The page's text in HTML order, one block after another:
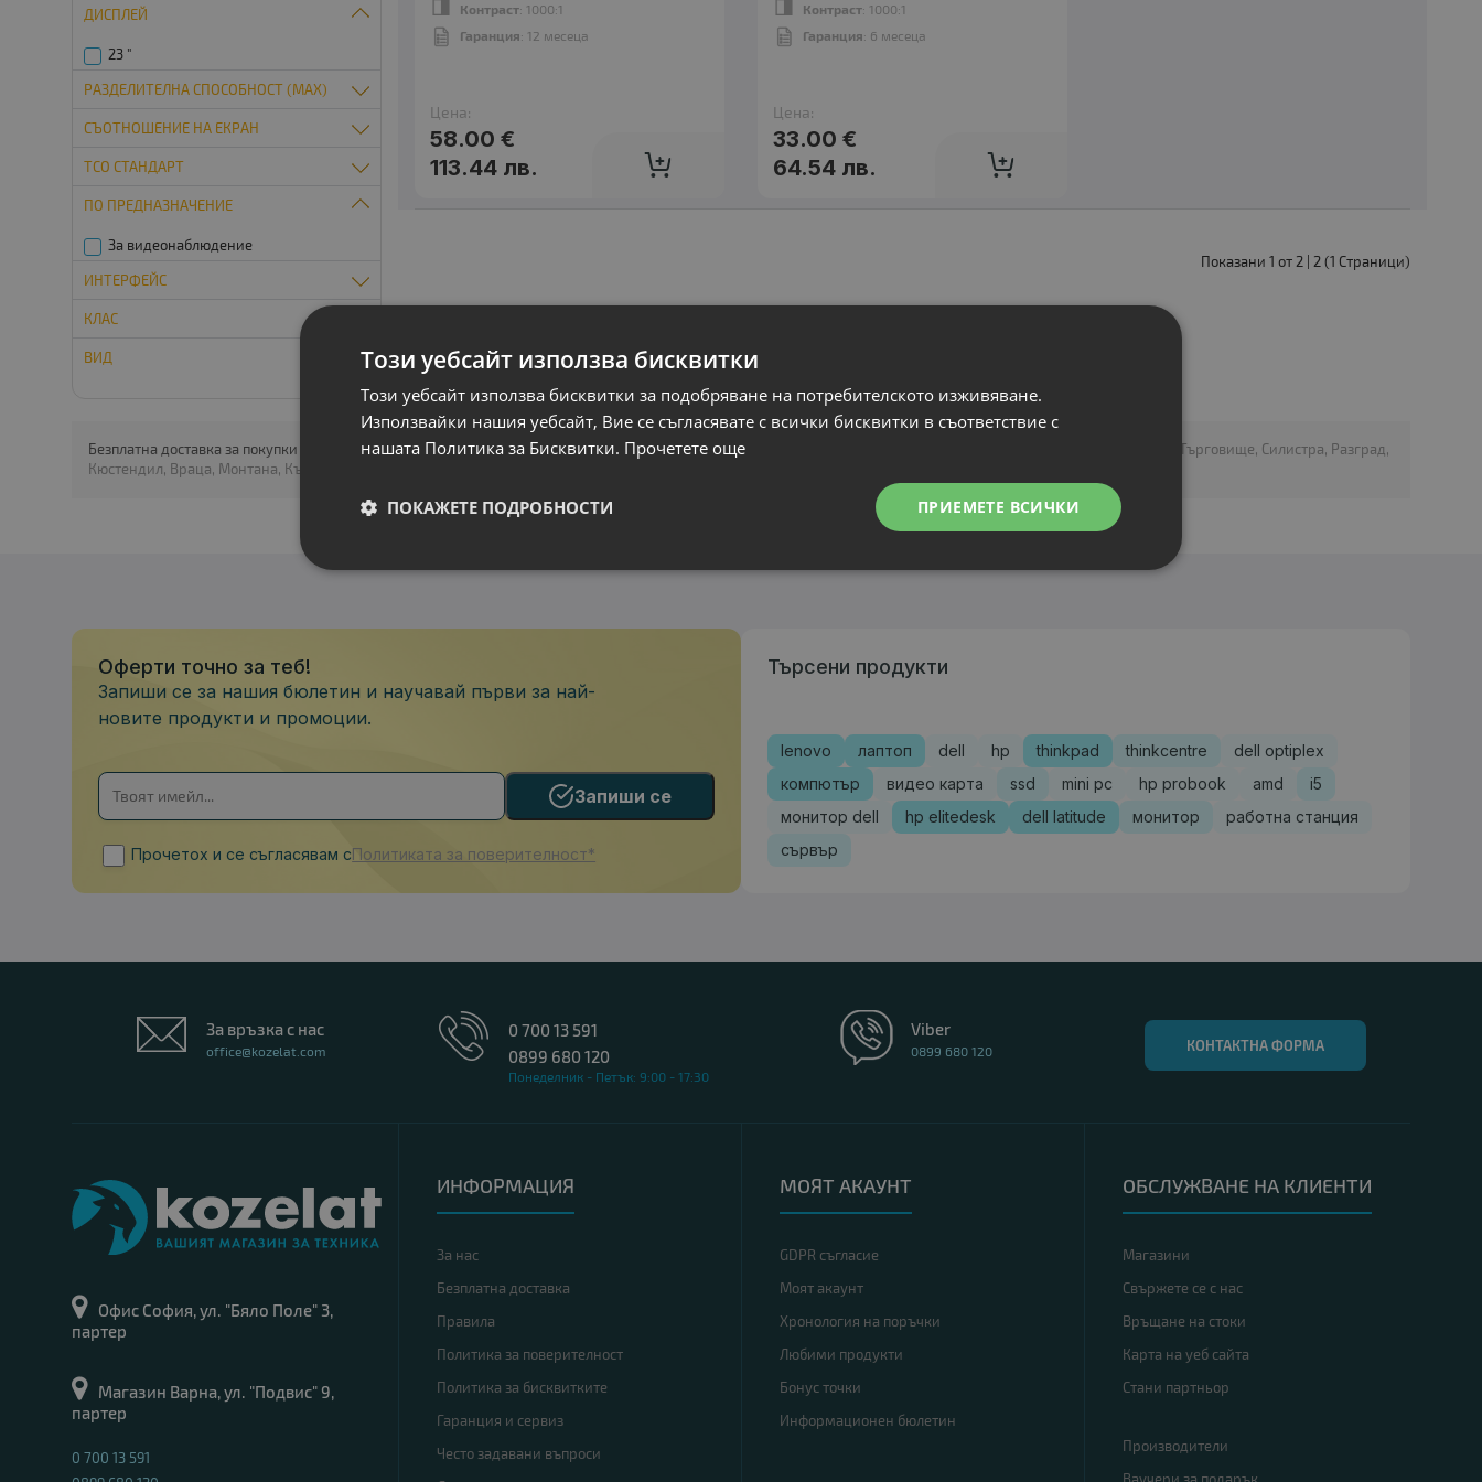
ДИСПЛЕЙ
23 "
РАЗДЕЛИТЕЛНА СПОСОБНОСТ (MAX)
1920x1080
СЪОТНОШЕНИЕ НА ЕКРАН
16:9
TCO СТАНДАРТ
TCO 6.0
ПO ПРЕДНАЗНАЧЕНИE
За видеонаблюдение
ИНТЕРФЕЙС
DisplayPort
DVI
КЛАС
A клас
ВИД
Контраст: 1000:1
Гаранция: 12 месеца
Цена:
58.00 €
113.44 лв.
Контраст: 1000:1
Гаранция: 6 месеца
Цена:
33.00 €
64.54 лв.
Показани 1 от 2 | 2 (1 Страници)
Безплатна доставка за покупки на стойност над 153 евро до следните населени места:София, Варна, Пловдив, Плевен, Бургас, Русе, Стара Загора, Смолян, Ловеч, Търговище, Силистра, Разград,
Кюстендил, Враца, Монтана, Кърджали, Видин, Благоевград, Габрово, Велико Търново, Сливен, Пазарджик, Перник, Ямбол, Шумен, Хасково, Добрич и други.
Оферти точно за теб!
Запиши се за нашия бюлетин и научавай първи за най-
новите продукти и промоции.
Запиши се
Прочетох и се съгласявам сПолитиката за поверителност*
Търсени продукти
lenovo лаптоп dell hp thinkpad thinkcentre
dell optiplex
компютър
видео карта ssd mini pc hp probook amd
i5
монитор dell
hp elitedesk dell latitude монитор
работна станция
сървър
За връзка с нас
office@kozelat.com
0 700 13 591
0899 680 120
Понеделник - Петък: 9:00 - 17:30
Viber
0899 680 120 КОНТАКТНА ФОРМА
Офис София, ул. "Бяло Поле" 3,
партер
Магазин Варна, ул. "Подвис" 9,
партер
0 700 13 591
ИНФОРМАЦИЯ
За нас
Безплатна доставка
Правила
Политика за поверителност
Политика за бисквитките
Гаранция и сервиз
Често задавани въпроси
МОЯТ АКАУНТ
GDPR съгласие
Моят акаунт
Хронология на поръчки
Любими продукти
Бонус точки
Информационен бюлетин
ОБСЛУЖВАНЕ НА КЛИЕНТИ
Магазини
Свържете се с нас
Връщане на стоки
Карта на уеб сайта
Стани партньор
Производители
Ваучери за подарък
Този уебсайт използва бисквитки
Този уебсайт използва бисквитки за подобряване на потребителското изживяване.
Използвайки нашия уебсайт, Вие се съгласявате с всички бисквитки в съответствие с
нашата Политика за Бисквитки. Прочетете още
ПРИЕМЕТЕ ВСИЧКИ
ПОКАЖЕТЕ ПОДРОБНОСТИ